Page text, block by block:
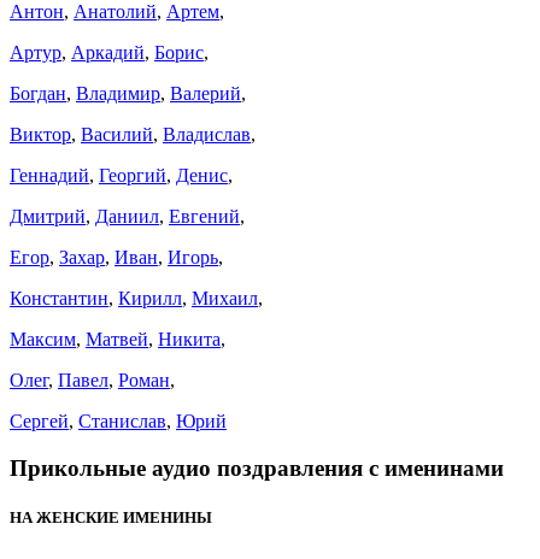
Антон, Анатолий, Артем,
Артур, Аркадий, Борис,
Богдан, Владимир, Валерий,
Виктор, Василий, Владислав,
Геннадий, Георгий, Денис,
Дмитрий, Даниил, Евгений,
Егор, Захар, Иван, Игорь,
Константин, Кирилл, Михаил,
Максим, Матвей, Никита,
Олег, Павел, Роман,
Сергей, Станислав, Юрий
Прикольные аудио поздравления с именинами
НА ЖЕНСКИЕ ИМЕНИНЫ